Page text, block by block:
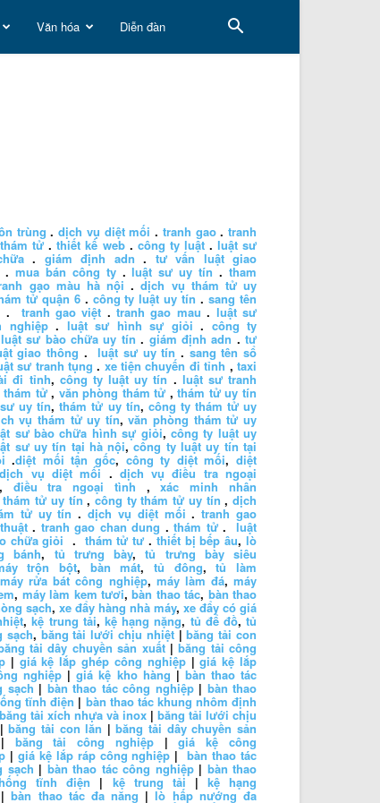
Văn hóa Diễn đàn
trùng . dịch vụ diệt mối . tranh gao. tranh
thám tử.thiết kế web. công ty luật.luật sư
. giám định adn . tư vấn luật giao
. mua bán công ty.luật sư uy tín .tham
gạo màu hà nội .dịch vụ thám tử uy
tử quận 6. công ty luật uy tín .sang tên
. tranh gao việt .tranh gao mau . luật sư
nghiệp. luật sư hình sự giỏi . công ty
luật sư bào chữa uy tín . giám định adn.tư
giao thông .luật sư uy tín . sang tên sổ
sư tranh tụng . xe tiện chuyến đi tỉnh ,taxi
đi tỉnh, công ty luật uy tín. luật sư tranh
thám tử, văn phòng thám tử ,thám tử uy tín
uy tín,thám tử uy tín, công ty thám tử uy
vụ thám tử uy tín,văn phòng thám tử uy
sư bào chữa hình sự giỏi, công ty luật uy
sư uy tín tại hà nội,công ty luật uy tín tại
.diệt mối tận gốc, công ty diệt mối,diệt
dịch vụ diệt mối . dịch vụ điều tra ngoại
điều tra ngoại tình ,xác minh nhân
thám tử uy tín,công ty thám tử uy tín ,dịch
tử uy tín .dịch vụ diệt mối .tranh gao
. tranh gao chan dung . thám tử. luật
chữa giỏi . thám tử tư .thiết bị bếp âu,lò
bánh, tủ trưng bày,tủ trưng bày siêu
trộn bột, bàn mát,tủ đông,tủ làm
máy rửa bát công nghiệp, máy làm đá,máy
,máy làm kem tươi,bàn thao tác, bàn thao
sạch, xe đẩy hàng nhà máy, xe đẩy có giá
,kệ trung tải, kệ hạng nặng, tủ để đồ,tủ
sạch,băng tải lưới chịu nhiệt|băng tải con
tải dây chuyền sản xuất|băng tải công
|giá kệ lắp ghép công nghiệp|giá kệ lắp
nghiệp |giá kệ kho hàng | bàn thao tác
sạch| bàn thao tác công nghiệp| bàn thao
tĩnh điện | bàn thao tác khung nhôm định
băng tải xích nhựa và inox | băng tải lưới chịu
|băng tải con lăn |băng tải dây chuyền sản
băng tải công nghiệp|giá kệ công
| giá kệ lắp ráp công nghiệp |bàn thao tác
sạch | bàn thao tác công nghiệp| bàn thao
tĩnh điện | kệ trung tải| kệ hạng
|bàn thao tác đa năng |lò hấp nướng đa